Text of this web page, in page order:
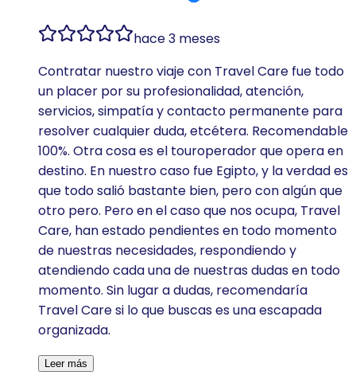
hace 3 meses
Contratar nuestro viaje con Travel Care fue todo
un placer por su profesionalidad, atención,
servicios, simpatía y contacto permanente para
resolver cualquier duda, etcétera. Recomendable
100%. Otra cosa es el touroperador que opera en
destino. En nuestro caso fue Egipto, y la verdad es
que todo salió bastante bien, pero con algún que
otro pero. Pero en el caso que nos ocupa, Travel
Care, han estado pendientes en todo momento
de nuestras necesidades, respondiendo y
atendiendo cada una de nuestras dudas en todo
momento. Sin lugar a dudas, recomendaría
Travel Care si lo que buscas es una escapada
organizada.
Leer más